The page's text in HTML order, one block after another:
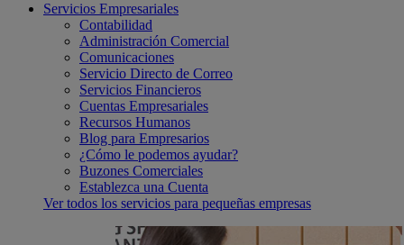
Servicios Empresariales
Contabilidad
Administración Comercial
Comunicaciones
Servicio Directo de Correo
Servicios Financieros
Cuentas Empresariales
Recursos Humanos
Blog para Empresarios
¿Cómo le podemos ayudar?
Buzones Comerciales
Establezca una Cuenta
Ver todos los servicios para pequeñas empresas